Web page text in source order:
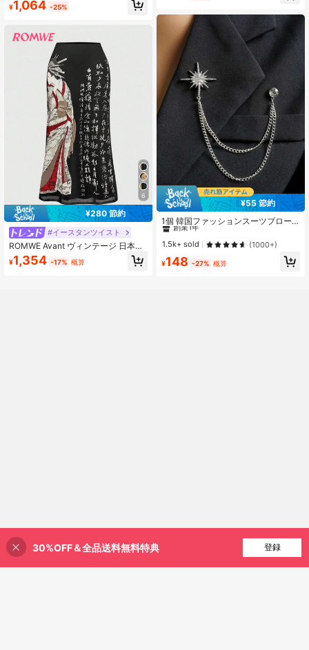
リデー オールオーバープリント ギャ
¥1,064 -25%
6
¥280 節約
#イースタンツイスト
ROMWE Avant ヴィンテージ 日本の
芸者とマツ 書道プリント サイドスリ
ット メッシュスカート レディース
¥1,354 -17% 概算
¥55 節約
1個 韓国ファッションスーツブロー
チ、ファッショナブルなフレンチシ
ャツの襟ピン、チェーン付き襟クリ
ップタッセル星星流星シンボルブロ
ーチ、レディースコートに適してい
ます
#1 ベストセラー
シルバー 女性用ブローチ、ラペルピン、スカーフリング
創業1年
#1 ベストセラー
創業1年
#1 ベストセラー
創業1年
#1 ベストセラー
創業1年
1.5k+ sold (1000+)
¥148 -27% 概算
41% 割引！ 買い物かごに追加
30%OFF＆全品送料無料特典 登録